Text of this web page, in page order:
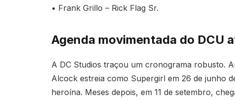
• Frank Grillo – Rick Flag Sr.
Agenda movimentada do DCU
A DC Studios traçou um cronograma robusto.
Alcock estreia como Supergirl em 26 de junho
heroína. Meses depois, em 11 de setembro,